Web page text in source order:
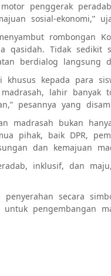
penggerak
sosial-ekonomi,”
rombongan
qasidah. Tidak sedikit
berdialog langsung
khusus kepada para
lahir banyak
pesannya yang
madrasah bukan
pihak, baik DPR,
dan kemajuan
inklusif, dan
secara
pengembangan